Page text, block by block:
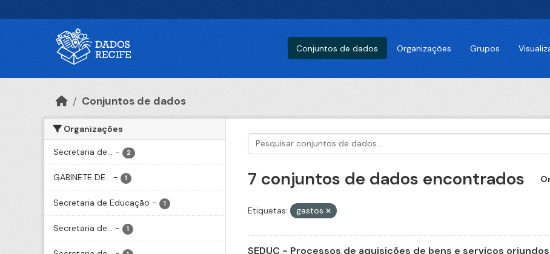
Conjuntos de dados Organizações Grupos
Conjuntos de dados
Organizações
Secretaria de... - 2
GABINETE DE... - 1
Secretaria de Educação - 1
Secretaria de... - 1
7 conjuntos de dados encontrados
Etiquetas: gastos
SEDUC - Processos de aquisições de bens e serviços